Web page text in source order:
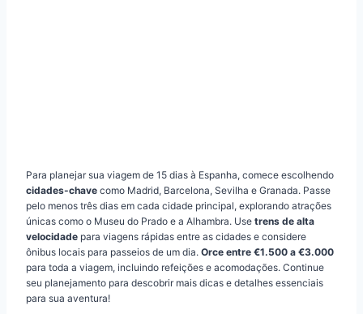
Para planejar sua viagem de 15 dias à Espanha, comece escolhendo
cidades-chave como Madrid, Barcelona, Sevilha e Granada. Passe
pelo menos três dias em cada cidade principal, explorando atrações
únicas como o Museu do Prado e a Alhambra. Use trens de alta
velocidade para viagens rápidas entre as cidades e considere
ônibus locais para passeios de um dia. Orce entre €1.500 a €3.000
para toda a viagem, incluindo refeições e acomodações. Continue
seu planejamento para descobrir mais dicas e detalhes essenciais
para sua aventura!